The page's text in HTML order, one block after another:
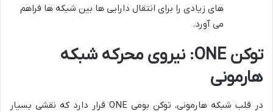
های زیادی را برای انتقال دارایی ها بین شبکه ها فراهم
می آورد.
توکن ONE: نیروی محرکه شبکه
هارمونی
در قلب شبکه هارمونی، توکن بومی ONE قرار دارد که نقشی بسیار